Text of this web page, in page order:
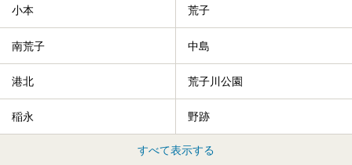
小本 荒子
南荒子 中島
港北 荒子川公園
稲永 野跡
すべて表示する